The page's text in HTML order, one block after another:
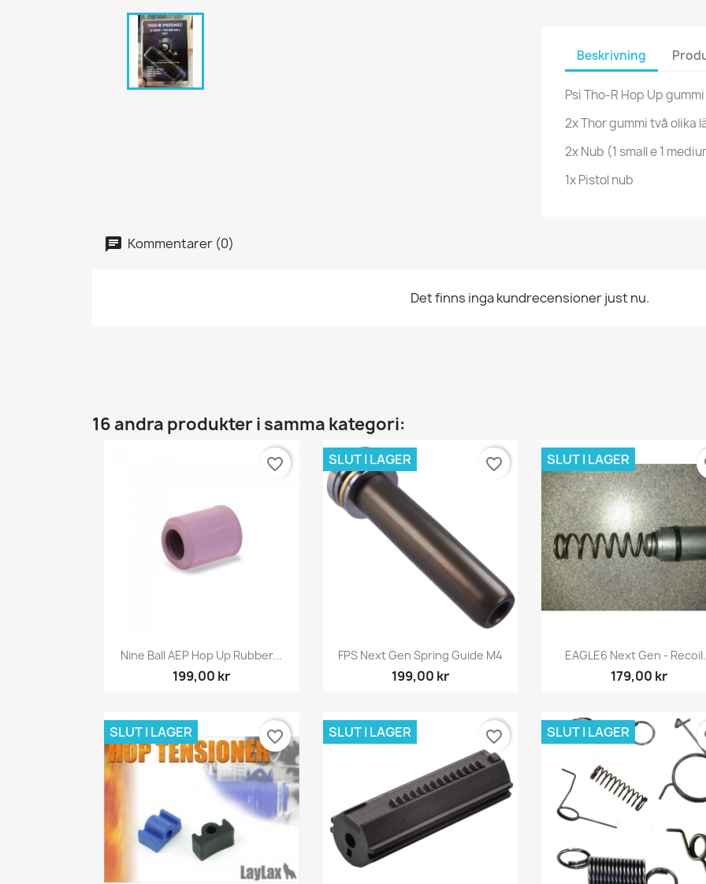
Beskrivning
Psi Tho-R Hop Up
2x Thor gummi två olika
2x Nub (1 small e 1
1x Pistol nub
Kommentarer (0)
Det finns inga kundrecensioner just nu.
16 andra produkter i samma kategori:
Snabbvy
Nine Ball AEP Hop Up Rubber...
199,00 kr
favorite_border
Snabbvy
FPS Next Gen Spring Guide M4
199,00 kr
SLUT I LAGER favorite_border
Snabbvy
EAGLE6 Next Gen -
179,00 kr
SLUT I LAGER
SLUT I LAGER favorite_border SLUT I LAGER favorite_border SLUT I LAGER